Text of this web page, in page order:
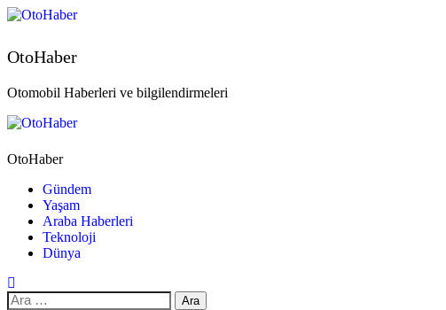
OtoHaber
Otomobil Haberleri ve bilgilendirmeleri
OtoHaber
Gündem
Yaşam
Araba Haberleri
Teknoloji
Dünya